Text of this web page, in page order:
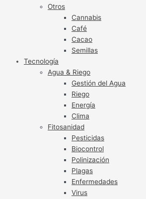
Otros
Cannabis
Café
Cacao
Semillas
Tecnología
Agua & Riego
Gestión del Agua
Riego
Energía
Clima
Fitosanidad
Pesticidas
Biocontrol
Polinización
Plagas
Enfermedades
Virus